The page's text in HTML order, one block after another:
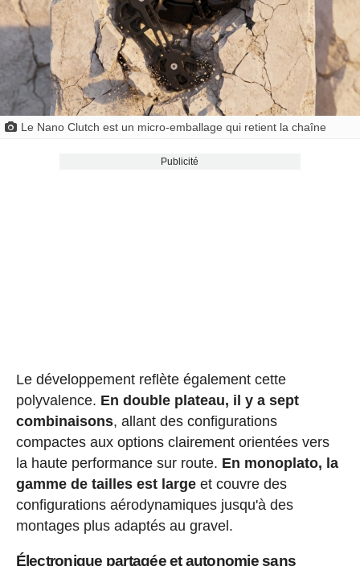
Le Nano Clutch est un micro-emballage qui retient la chaîne
Publicité
Le développement reflète également cette
polyvalence. En double plateau, il y a sept
combinaisons, allant des configurations
compactes aux options clairement orientées vers
la haute performance sur route. En monoplato, la
gamme de tailles est largeet couvre des
configurations aérodynamiques jusqu'à des
montages plus adaptés au gravel.
Électronique partagée et autonomie sans